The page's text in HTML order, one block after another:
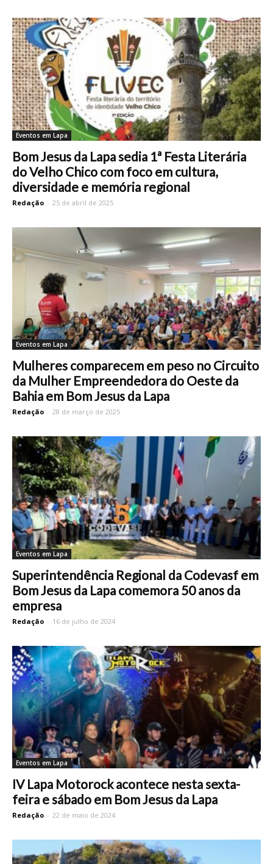
Eventos em Lapa
Bom Jesus da Lapa sedia 1ª Festa Literária
do Velho Chico com foco em cultura,
diversidade e memória regional
Redação - 25 de abril de 2025
Eventos em Lapa
Mulheres comparecem em peso no Circuito
da Mulher Empreendedora do Oeste da
Bahia em Bom Jesus da Lapa
Redação - 28 de março de 2025
Eventos em Lapa
Superintendência Regional da Codevasf em
Bom Jesus da Lapa comemora 50 anos da
empresa
Redação - 16 de julho de 2024
Eventos em Lapa
IV Lapa Motorock acontece nesta sexta-
feira e sábado em Bom Jesus da Lapa
Redação - 22 de maio de 2024